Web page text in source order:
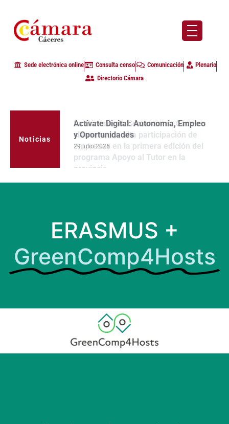
Sede electrónica online Consulta censo Comunicación
Plenario
Directorio Cámara
La Cámara de Comercio de Cáceres
clausura con alta participación de
empresas en la primera edición del
programa Apoyo al Tutor en la
provincia
ERASMUS +
GreenComp4Hosts